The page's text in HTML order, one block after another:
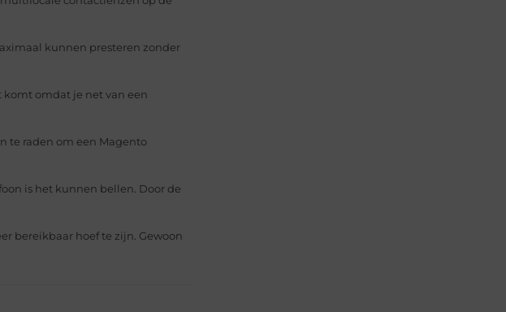
kunnen presteren zonder
omdat je net van een
te raden om een Magento
is het kunnen bellen. Door de
bereikbaar hoef te zijn. Gewoon